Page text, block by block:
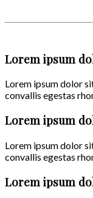
Lorem ipsum
Lorem ipsum dolor
convallis egestas
Lorem ipsum
Lorem ipsum dolor
convallis egestas
Lorem ipsum